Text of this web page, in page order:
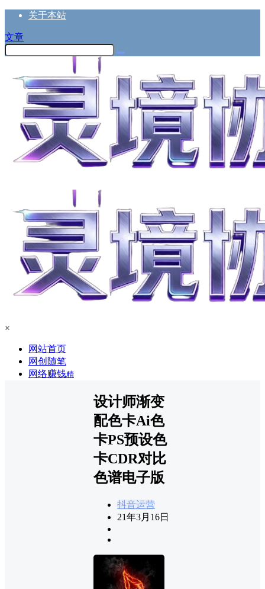
关于本站
文章
×
网站首页
网创随笔
网络赚钱精
设计师渐变
配色卡Ai色
卡PS预设色
卡CDR对比
色谱电子版
抖音运营
21年3月16日